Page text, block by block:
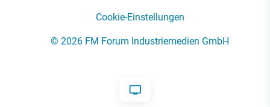
Cookie-Einstellungen
© 2026 FM Forum Industriemedien GmbH